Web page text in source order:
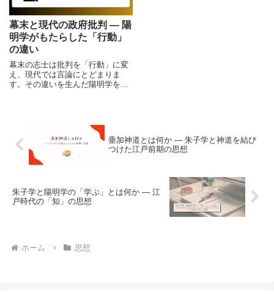
幕末と現代の政府批判 ― 陽
明学がもたらした「行動」
の違い
幕末の志士は批判を「行動」に変
え、現代では言論にとどまりま
す。その違いを生んだ陽明学を軸
垂加神道とは何か ― 朱子学と神道を結び
つけた江戸前期の思想
朱子学と陽明学の「学ぶ」とは何か ― 江
戸時代の「知」の思想
ホーム 思想